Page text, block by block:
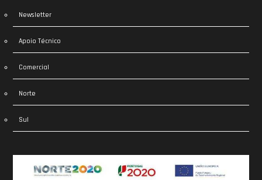
Newsletter
Apoio Técnico
Comercial
Norte
Sul